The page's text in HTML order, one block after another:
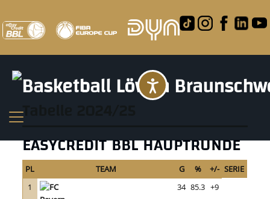
Tabelle 2024/25
EASYCREDIT BBL HAUPTRUNDE
PL TEAM G % +/- SERIE
1
34 85.3 +9